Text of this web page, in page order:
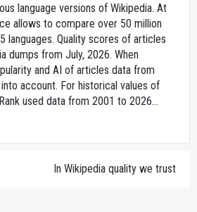
language versions of Wikipedia. At
allows to compare over 50 million
languages. Quality scores of articles
dumps from July, 2026. When
and AI of articles data from
account. For historical values of
used data from 2001 to 2026...
In Wikipedia quality we trust